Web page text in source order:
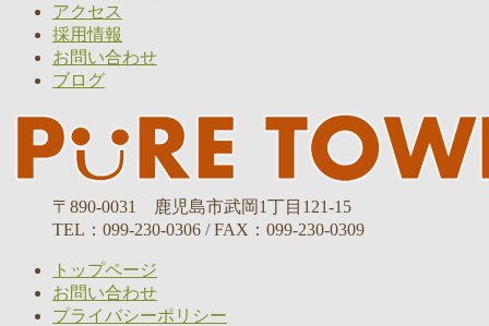
アクセス
採用情報
お問い合わせ
ブログ
〒890-0031 鹿児島市武岡1丁目121-15
TEL：099-230-0306 / FAX：099-230-0309
トップページ
お問い合わせ
プライバシーポリシー